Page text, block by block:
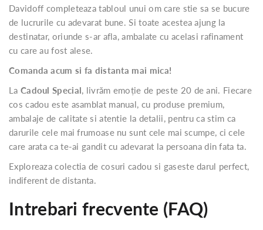
Davidoff completeaza tabloul unui om care stie sa se bucure
de lucrurile cu adevarat bune. Si toate acestea ajung la
destinatar, oriunde s-ar afla, ambalate cu acelasi rafinament
cu care au fost alese.
Comanda acum si fa distanta mai mica!
La Cadoul Special, livrăm emoție de peste 20 de ani. Fiecare
cos cadou este asamblat manual, cu produse premium,
ambalaje de calitate si atentie la detalii, pentru ca stim ca
darurile cele mai frumoase nu sunt cele mai scumpe, ci cele
care arata ca te-ai gandit cu adevarat la persoana din fata ta.
Exploreaza colectia de cosuri cadou si gaseste darul perfect,
indiferent de distanta.
Intrebari frecvente (FAQ)